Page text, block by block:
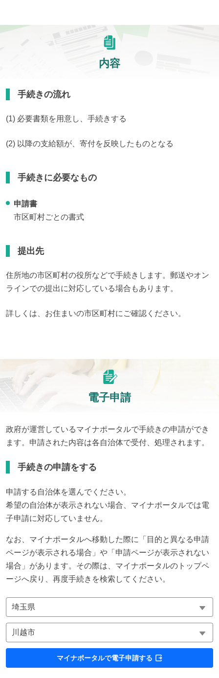
内容
手続きの流れ
(1) 必要書類を用意し、手続きする
(2) 以降の支給額が、寄付を反映したものとなる
手続きに必要なもの
申請書
市区町村ごとの書式
提出先
住所地の市区町村の役所などで手続きします。郵送やオン
ラインでの提出に対応している場合もあります。
詳しくは、お住まいの市区町村にご確認ください。
電子申請
政府が運営しているマイナポータルで手続きの申請ができ
ます。申請された内容は各自治体で受付、処理されます。
手続きの申請をする
申請する自治体を選んでください。
希望の自治体が表示されない場合、マイナポータルでは電
子申請に対応していません。
なお、マイナポータルへ移動した際に「目的と異なる申請
ページが表示される場合」や「申請ページが表示されない
場合」があります。その際は、マイナポータルのトップペ
ージへ戻り、再度手続きを検索してください。
マイナポータルで電子申請する